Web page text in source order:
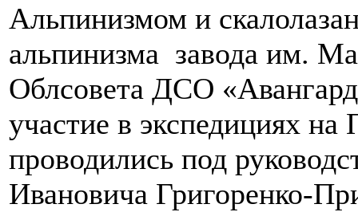
Альпинизмом и
альпинизма завода им.
Облсовета ДСО
участие в экспедициях
проводились под
Ивановича Григоренко-